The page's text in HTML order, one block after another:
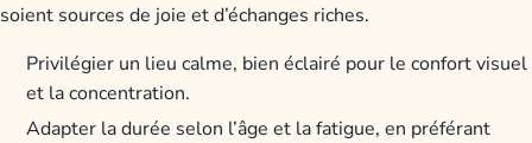
soient sources de joie et d’échanges riches.
Privilégier un lieu calme, bien éclairé pour le confort visuel
et la concentration.
Adapter la durée selon l’âge et la fatigue, en préférant